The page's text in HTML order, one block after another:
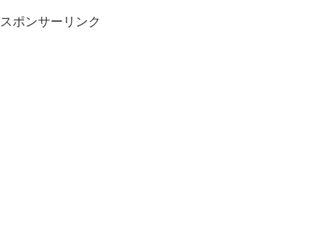
スポンサーリンク